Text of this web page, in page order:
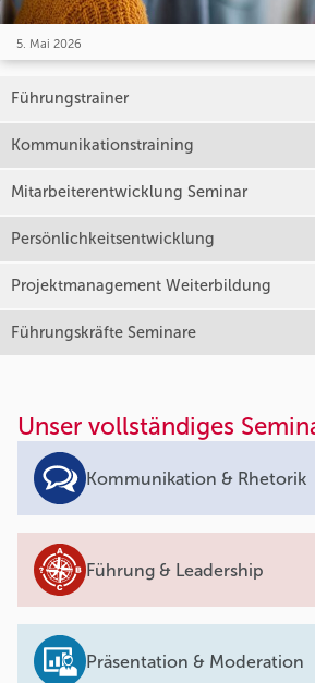
5. Mai 2026
Führungstrainer
Kommunikationstraining
Mitarbeiterentwicklung Seminar
Persönlichkeitsentwicklung
Projektmanagement Weiterbildung
Führungskräfte Seminare
Unser vollständiges
Kommunikation & Rhetorik
Führung & Leadership
Präsentation & Moderation